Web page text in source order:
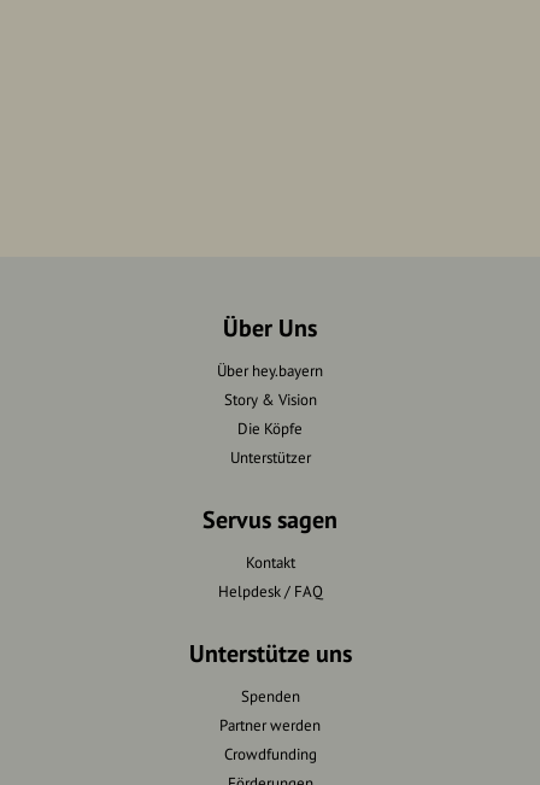
Über Uns
Über hey.bayern
Story & Vision
Die Köpfe
Unterstützer
Servus sagen
Kontakt
Helpdesk / FAQ
Unterstütze uns
Spenden
Partner werden
Crowdfunding